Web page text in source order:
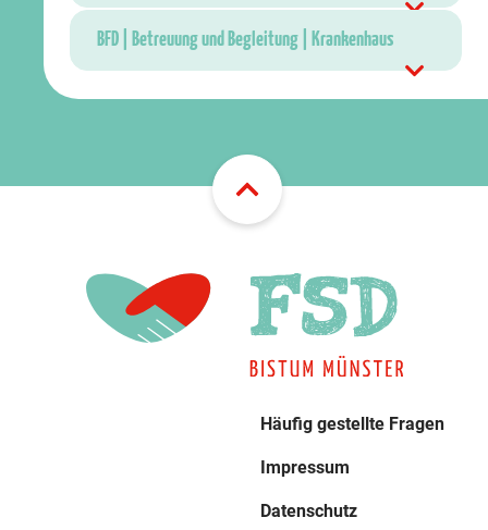
BFD | Betreuung und Begleitung | Krankenhaus
Häufig gestellte Fragen
Impressum
Datenschutz